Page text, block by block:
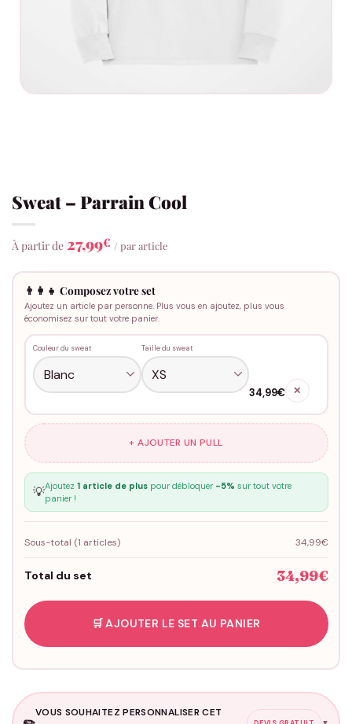
Sweat – Parrain Cool
À partir de 27,99€ / par article
👨‍👩‍👧 Composez votre set
Ajoutez un article par personne. Plus vous en ajoutez, plus vous
économisez sur tout votre panier.
Couleur du sweat Taille du sweat
34,99€ ✕
+ AJOUTER UN PULL
💡Ajoutez 1 article de pluspour débloquer -5% sur tout votre
panier !
Sous-total (1 articles) 34,99€
Total du set 34,99€
🛒 AJOUTER LE SET AU PANIER
VOUS SOUHAITEZ PERSONNALISER CET